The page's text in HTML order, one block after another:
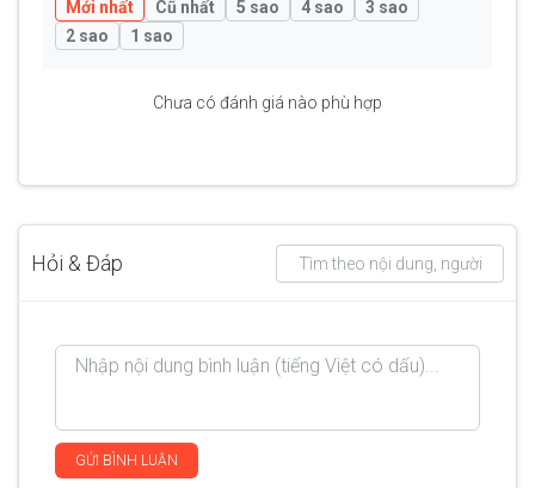
Mới nhất
Cũ nhất 5 sao 4 sao
3 sao
2 sao
1 sao
Chưa có đánh giá nào phù hợp
Hỏi & Đáp
GỬI BÌNH LUẬN